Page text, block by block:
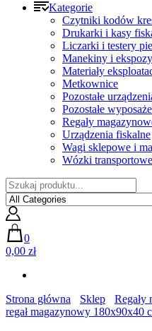
Kategorie
Czytniki kodów
Drukarki i kasy
Liczarki i testery
Manekiny i
Materiały
Metkownice
Pozostałe
Pozostałe
Regały
Urządzenia fiskalne
Wagi sklepowe i
Wózki transportowe
0
0,00 zł
Strona główna Sklep Regały
regał magazynowy 180x90x40